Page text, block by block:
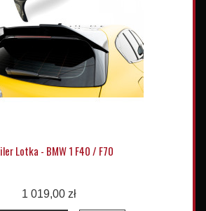
Lotka - BMW 1 F40 / F70
1 019,00 zł